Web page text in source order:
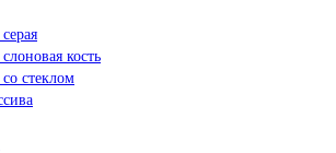
кость
стеклом